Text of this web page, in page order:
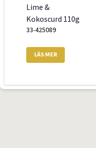
Lime &
Kokoscurd 110g
33-425089
LÄS MER